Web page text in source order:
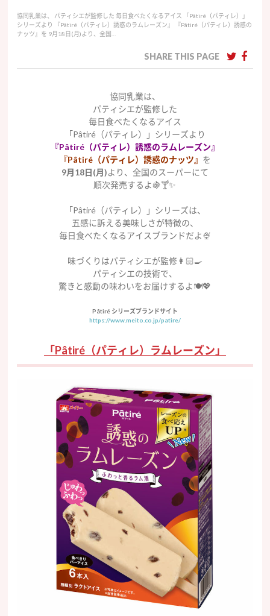
協同乳業は、 パティシエが監修した 毎日食べたくなるアイス 「Pâtiré（パティレ）」
シリーズより 『Pâtiré（パティレ）誘惑のラムレーズン』 『Pâtiré（パティレ）誘惑の
ナッツ』を 9月18日(月)より、全国…
SHARE THIS PAGE
協同乳業は、
パティシエが監修した
毎日食べたくなるアイス
「Pâtiré（パティレ）」シリーズより
『Pâtiré（パティレ）誘惑のラムレーズン』
『Pâtiré（パティレ）誘惑のナッツ』 を
9月18日(月)より、全国のスーパーにて
順次発売するよ🍇🍸✨
「Pâtiré（パティレ）」シリーズは、
五感に訴える美味しさが特徴の、
毎日食べたくなるアイスブランドだよ🍨
味づくりはパティシエが監修👩🏻‍🍳
パティシエの技術で、
驚きと感動の味わいをお届けするよ🍽️💖
Pâtiré シリーズブランドサイト
https://www.meito.co.jp/patire/
「Pâtiré（パティレ）ラムレーズン」